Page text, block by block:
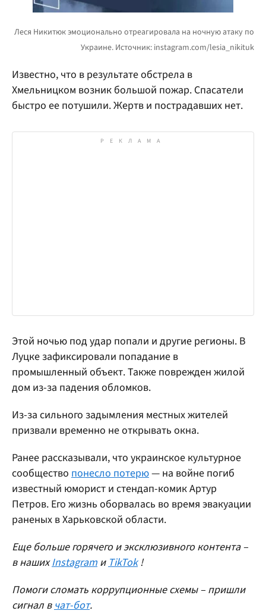
Известно, что в результате обстрела в
Хмельницком возник большой пожар. Спасатели
быстро ее потушили. Жертв и пострадавших нет.
Этой ночью под удар попали и другие регионы. В
Луцке зафиксировали попадание в
промышленный объект. Также поврежден жилой
дом из-за падения обломков.
Из-за сильного задымления местных жителей
призвали временно не открывать окна.
Ранее рассказывали, что украинское культурное
сообщество понесло потерю— на войне погиб
известный юморист и стендап-комик Артур
Петров. Его жизнь оборвалась во время эвакуации
раненых в Харьковской области.
Еще больше горячего и эксклюзивного контента –
в нашихInstagram иTikTok!
Помоги сломать коррупционные схемы – пришли
сигнал вчат-бот.